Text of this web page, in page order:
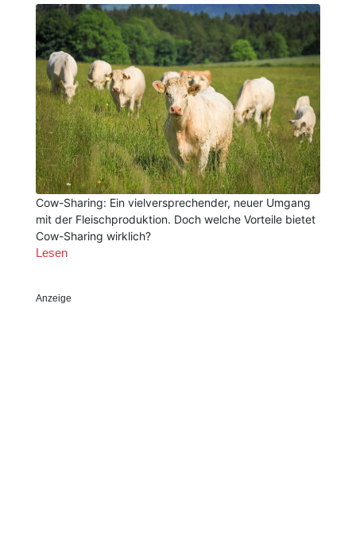
Cow-Sharing: Ein vielversprechender, neuer Umgang
mit der Fleischproduktion. Doch welche Vorteile bietet
Cow-Sharing wirklich?
Lesen
Anzeige